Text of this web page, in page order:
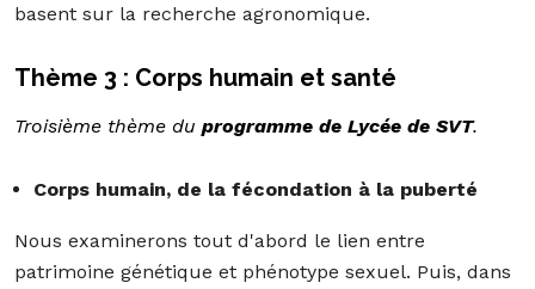
basent sur la recherche agronomique.
Thème 3 : Corps humain et santé
Troisième thème du programme de Lycée de SVT.
Corps humain, de la fécondation à la puberté
Nous examinerons tout d'abord le lien entre
patrimoine génétique et phénotype sexuel. Puis, dans